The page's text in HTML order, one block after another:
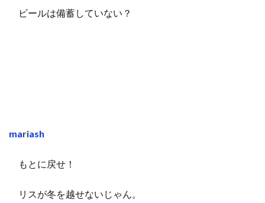
ビールは備蓄していない？
mariash
もとに戻せ！
リスが冬を越せないじゃん。